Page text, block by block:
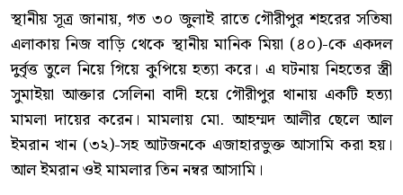
স্থানীয় সূত্র জানায়, গত ৩০ জুলাই রাতে গৌরীপুর শহরের সতিষা
এলাকায় নিজ বাড়ি থেকে স্থানীয় মানিক মিয়া (৪০)-কে একদল
দুর্বৃত্ত তুলে নিয়ে গিয়ে কুপিয়ে হত্যা করে। এ ঘটনায় নিহতের স্ত্রী
সুমাইয়া আক্তার সেলিনা বাদী হয়ে গৌরীপুর থানায় একটি হত্যা
মামলা দায়ের করেন। মামলায় মো. আহম্মদ আলীর ছেলে আল
ইমরান খান (৩২)-সহ আটজনকে এজাহারভুক্ত আসামি করা হয়।
আল ইমরান ওই মামলার তিন নম্বর আসামি।